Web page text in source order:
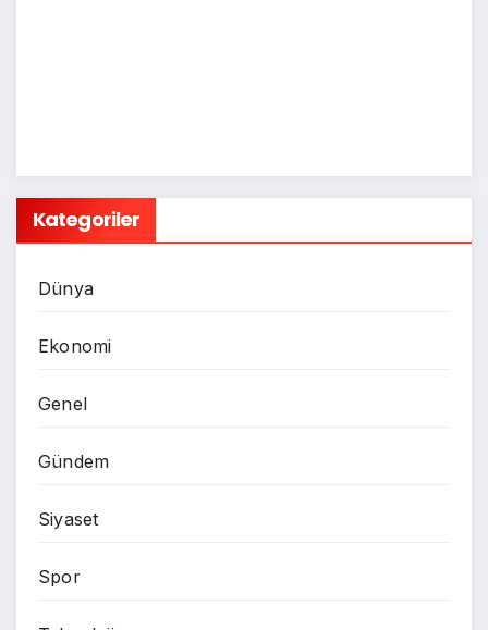
Kategoriler
Dünya
Ekonomi
Genel
Gündem
Siyaset
Spor